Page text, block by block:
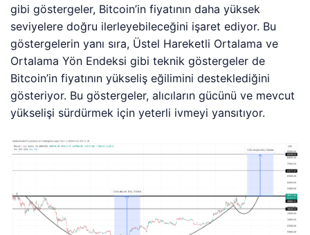
gibi göstergeler, Bitcoin’in fiyatının daha yüksek
seviyelere doğru ilerleyebileceğini işaret ediyor. Bu
göstergelerin yanı sıra, Üstel Hareketli Ortalama ve
Ortalama Yön Endeksi gibi teknik göstergeler de
Bitcoin’in fiyatının yükseliş eğilimini desteklediğini
gösteriyor. Bu göstergeler, alıcıların gücünü ve mevcut
yükselişi sürdürmek için yeterli ivmeyi yansıtıyor.